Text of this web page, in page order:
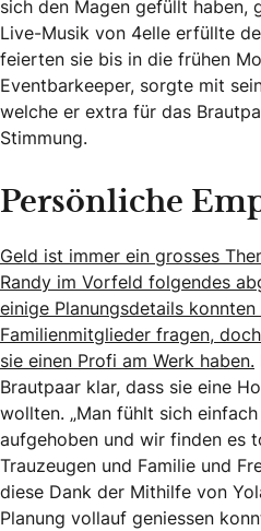
sich den Magen gefüllt haben,
Live-Musik von 4elle erfüllte
feierten sie bis in die frühen
Eventbarkeeper, sorgte mit
welche er extra für das
Stimmung.
Persönliche
Geld ist immer ein grosses
Randy im Vorfeld folgendes
einige Planungsdetails
Familienmitglieder fragen,
sie einen Profi am Werk haben.
Brautpaar klar, dass sie eine
wollten. „Man fühlt sich
aufgehoben und wir finden es
Trauzeugen und Familie und
diese Dank der Mithilfe von
Planung vollauf geniessen